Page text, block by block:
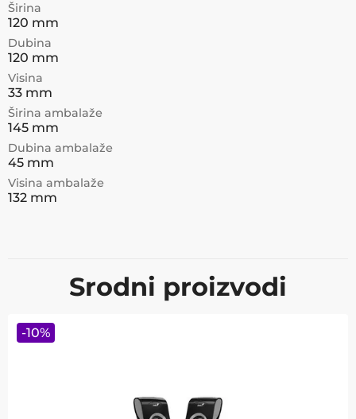
Širina
120 mm
Dubina
120 mm
Visina
33 mm
Širina ambalaže
145 mm
Dubina ambalaže
45 mm
Visina ambalaže
132 mm
Srodni proizvodi
-10%